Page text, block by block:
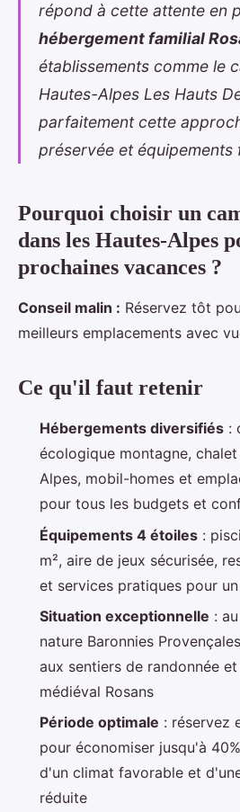
répond à cette attente en
hébergement familial
établissements comme le
Hautes-Alpes Les Hauts
parfaitement cette
préservée et équipements
Pourquoi choisir un
dans les Hautes-Alpes
prochaines vacances ?
Conseil malin : Réservez tôt
meilleurs emplacements avec
Ce qu'il faut retenir
Hébergements diversifiés :
écologique montagne,
Alpes, mobil-homes et
pour tous les budgets et
Équipements 4 étoiles :
m², aire de jeux sécurisée,
et services pratiques pour
Situation exceptionnelle :
nature Baronnies
aux sentiers de randonnée
médiéval Rosans
Période optimale : réservez
pour économiser jusqu'à
d'un climat favorable et
réduite